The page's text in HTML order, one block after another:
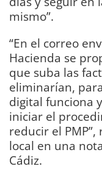
mismo”.
“En el correo
Hacienda se
que suba las
eliminarían,
digital funciona
iniciar el
reducir el
local en una
Cádiz.